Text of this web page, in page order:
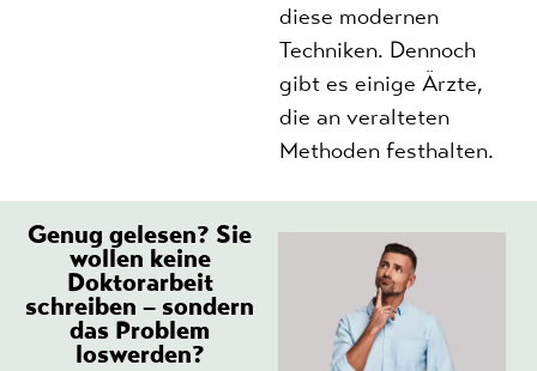
diese modernen
Techniken. Dennoch
gibt es einige Ärzte,
die an veralteten
Methoden festhalten.
Genug gelesen? Sie
wollen keine
Doktorarbeit
schreiben – sondern
das Problem
loswerden?